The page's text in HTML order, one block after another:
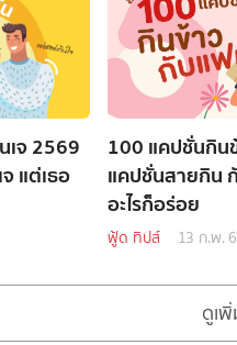
จ 2569
แต่เธอ
100 แคปชั่นกิ
แคปชั่นสายกิน
อะไรก็อร่อย
ฟู้ด ทิปส์ 13 ก.พ.
ดูเ